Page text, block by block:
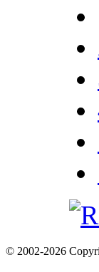
© 2002-2026